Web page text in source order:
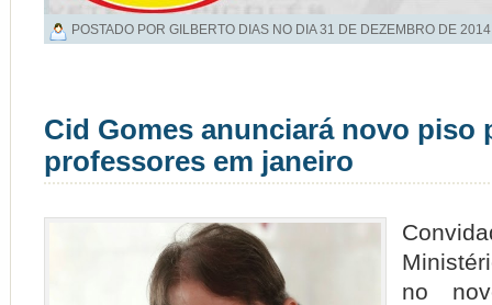
POSTADO POR GILBERTO DIAS NO DIA31 DE DEZEMBRO DE 2014
Cid Gomes anunciará novo piso
professores em janeiro
no